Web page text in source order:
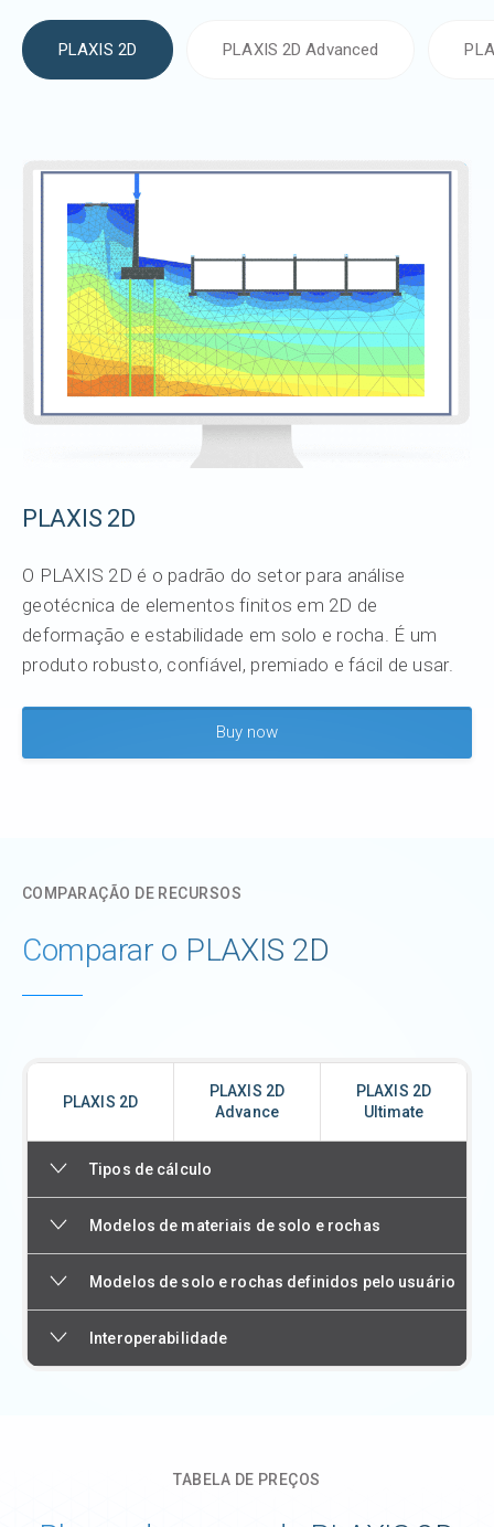
PLAXIS 2D PLAXIS 2D Advanced
PLAXIS 2D
O PLAXIS 2D é o padrão do setor para análise
geotécnica de elementos finitos em 2D de
deformação e estabilidade em solo e rocha. É um
produto robusto, confiável, premiado e fácil de usar.
Buy now
COMPARAÇÃO DE RECURSOS
Comparar o PLAXIS 2D
PLAXIS 2D
PLAXIS 2D
Advance
PLAXIS 2D
Ultimate
Tipos de cálculo
Modelos de materiais de solo e rochas
Modelos de solo e rochas definidos pelo usuário
Interoperabilidade
TABELA DE PREÇOS